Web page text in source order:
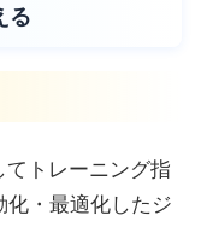
る
トレーニング指
化・最適化したジ